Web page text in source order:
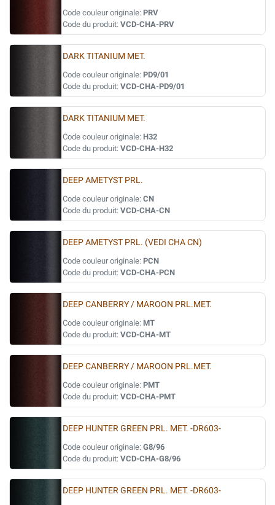
Code couleur originale: PRV
Code du produit: VCD-CHA-PRV
DARK TITANIUM MET.
Code couleur originale: PD9/01
Code du produit: VCD-CHA-PD9/01
DARK TITANIUM MET.
Code couleur originale: H32
Code du produit: VCD-CHA-H32
DEEP AMETYST PRL.
Code couleur originale: CN
Code du produit: VCD-CHA-CN
DEEP AMETYST PRL. (VEDI CHA CN)
Code couleur originale: PCN
Code du produit: VCD-CHA-PCN
DEEP CANBERRY / MAROON PRL.MET.
Code couleur originale: MT
Code du produit: VCD-CHA-MT
DEEP CANBERRY / MAROON PRL.MET.
Code couleur originale: PMT
Code du produit: VCD-CHA-PMT
DEEP HUNTER GREEN PRL. MET. -DR603-
Code couleur originale: G8/96
Code du produit: VCD-CHA-G8/96
DEEP HUNTER GREEN PRL. MET. -DR603-